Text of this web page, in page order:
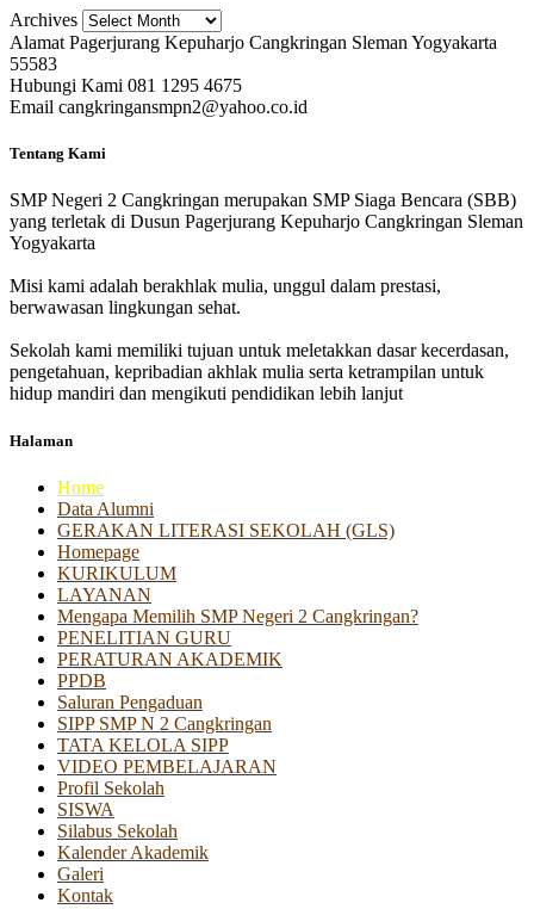
Archives
Alamat Pagerjurang Kepuharjo Cangkringan Sleman Yogyakarta
55583
Hubungi Kami 081 1295 4675
Email cangkringansmpn2@yahoo.co.id
Tentang Kami
SMP Negeri 2 Cangkringan merupakan SMP Siaga Bencara (SBB)
yang terletak di Dusun Pagerjurang Kepuharjo Cangkringan Sleman
Yogyakarta
Misi kami adalah berakhlak mulia, unggul dalam prestasi,
berwawasan lingkungan sehat.
Sekolah kami memiliki tujuan untuk meletakkan dasar kecerdasan,
pengetahuan, kepribadian akhlak mulia serta ketrampilan untuk
hidup mandiri dan mengikuti pendidikan lebih lanjut
Halaman
Home
Data Alumni
GERAKAN LITERASI SEKOLAH (GLS)
Homepage
KURIKULUM
LAYANAN
Mengapa Memilih SMP Negeri 2 Cangkringan?
PENELITIAN GURU
PERATURAN AKADEMIK
PPDB
Saluran Pengaduan
SIPP SMP N 2 Cangkringan
TATA KELOLA SIPP
VIDEO PEMBELAJARAN
Profil Sekolah
SISWA
Silabus Sekolah
Kalender Akademik
Galeri
Kontak